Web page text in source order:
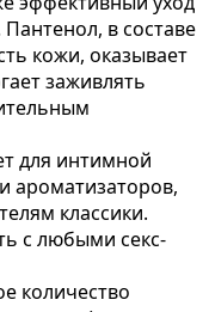
в составе
кожи, оказывает
заживлять
для интимной
ароматизаторов,
классики.
с любыми секс-
количество